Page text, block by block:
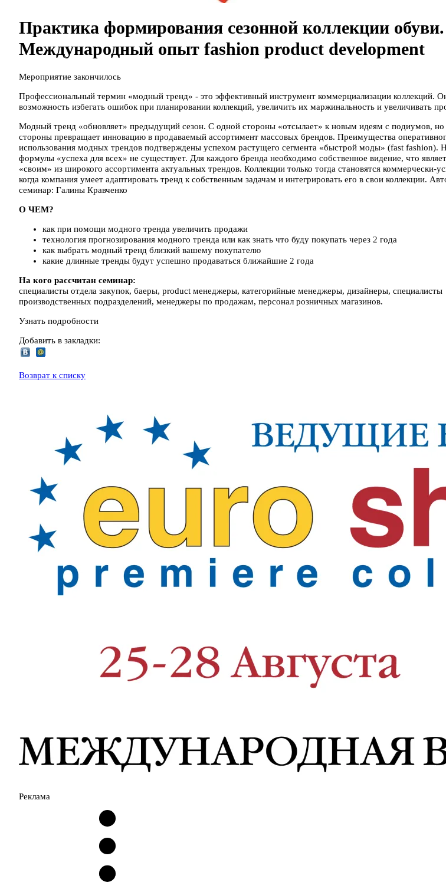
Практика формирования сезонной коллекции обуви.
Международный опыт fashion product development
Мероприятие закончилось
Профессиональный термин «модный тренд» - это эффективный инструмент коммерциализации коллекций.
возможность избегать ошибок при планировании коллекций, увеличить их маржинальность и увеличивать
Модный тренд «обновляет» предыдущий сезон. С одной стороны «отсылает» к новым идеям с подиумов, но
стороны превращает инновацию в продаваемый ассортимент массовых брендов. Преимущества
использования модных трендов подтверждены успехом растущего сегмента «быстрой моды» (fast fashion).
формулы «успеха для всех» не существует. Для каждого бренда необходимо собственное видение, что
«своим» из широкого ассортимента актуальных трендов. Коллекции только тогда становятся коммерчески-
когда компания умеет адаптировать тренд к собственным задачам и интегрировать его в свои коллекции.
семинар: Галины Кравченко
О ЧЕМ?
как при помощи модного тренда увеличить продажи
технология прогнозирования модного тренда или как знать что буду покупать через 2 года
как выбрать модный тренд близкий вашему покупателю
какие длинные тренды будут успешно продаваться ближайшие 2 года
На кого рассчитан семинар:
специалисты отдела закупок, баеры, product менеджеры, категорийные менеджеры, дизайнеры, специалисты
производственных подразделений, менеджеры по продажам, персонал розничных магазинов.
Узнать подробности
Добавить в закладки:
Возврат к списку
Реклама